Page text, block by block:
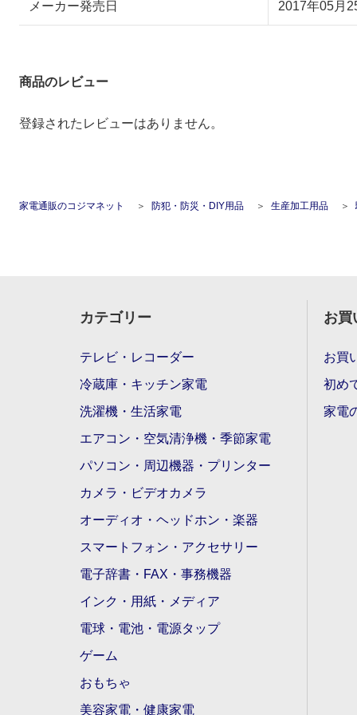
メーカー発売日 2017年05月
商品のレビュー
登録されたレビューはありません。
家電通販のコジマネット 防犯・防災・DIY用品 生産加工用品
カテゴリー
テレビ・レコーダー
冷蔵庫・キッチン家電
洗濯機・生活家電
エアコン・空気清浄機・季節家電
パソコン・周辺機器・プリンター
カメラ・ビデオカメラ
オーディオ・ヘッドホン・楽器
スマートフォン・アクセサリー
電子辞書・FAX・事務機器
インク・用紙・メディア
電球・電池・電源タップ
ゲーム
おもちゃ
美容家電・健康家電
お買
お買
初め
家電